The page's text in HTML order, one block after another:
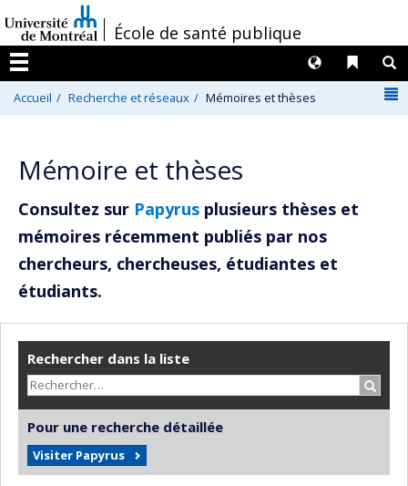
au
contenu
/École de santé publique
Menu
Liens
Langues
Accueil Recherche et réseaux Mémoires et thèses
Mémoire et thèses
Consultez sur Papyrus plusieurs thèses et
mémoires récemment publiés par nos
chercheurs, chercheuses, étudiantes et
étudiants.
Rechercher dans la liste
Pour une recherche détaillée
Visiter Papyrus